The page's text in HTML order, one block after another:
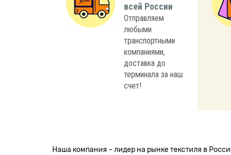
всей России
Отправляем
любыми
транспортными
компаниями,
доставка до
терминала за наш
счет!
Наша компания – лидер на рынке текстиля в